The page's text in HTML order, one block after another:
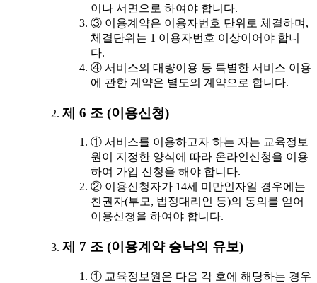
이나 서면으로 하여야 합니다.
③ 이용계약은 이용자번호 단위로 체결하며,
체결단위는 1 이용자번호 이상이어야 합니
다.
④ 서비스의 대량이용 등 특별한 서비스 이용
에 관한 계약은 별도의 계약으로 합니다.
제 6 조 (이용신청)
① 서비스를 이용하고자 하는 자는 교육정보
원이 지정한 양식에 따라 온라인신청을 이용
하여 가입 신청을 해야 합니다.
② 이용신청자가 14세 미만인자일 경우에는
친권자(부모, 법정대리인 등)의 동의를 얻어
이용신청을 하여야 합니다.
제 7 조 (이용계약 승낙의 유보)
① 교육정보원은 다음 각 호에 해당하는 경우